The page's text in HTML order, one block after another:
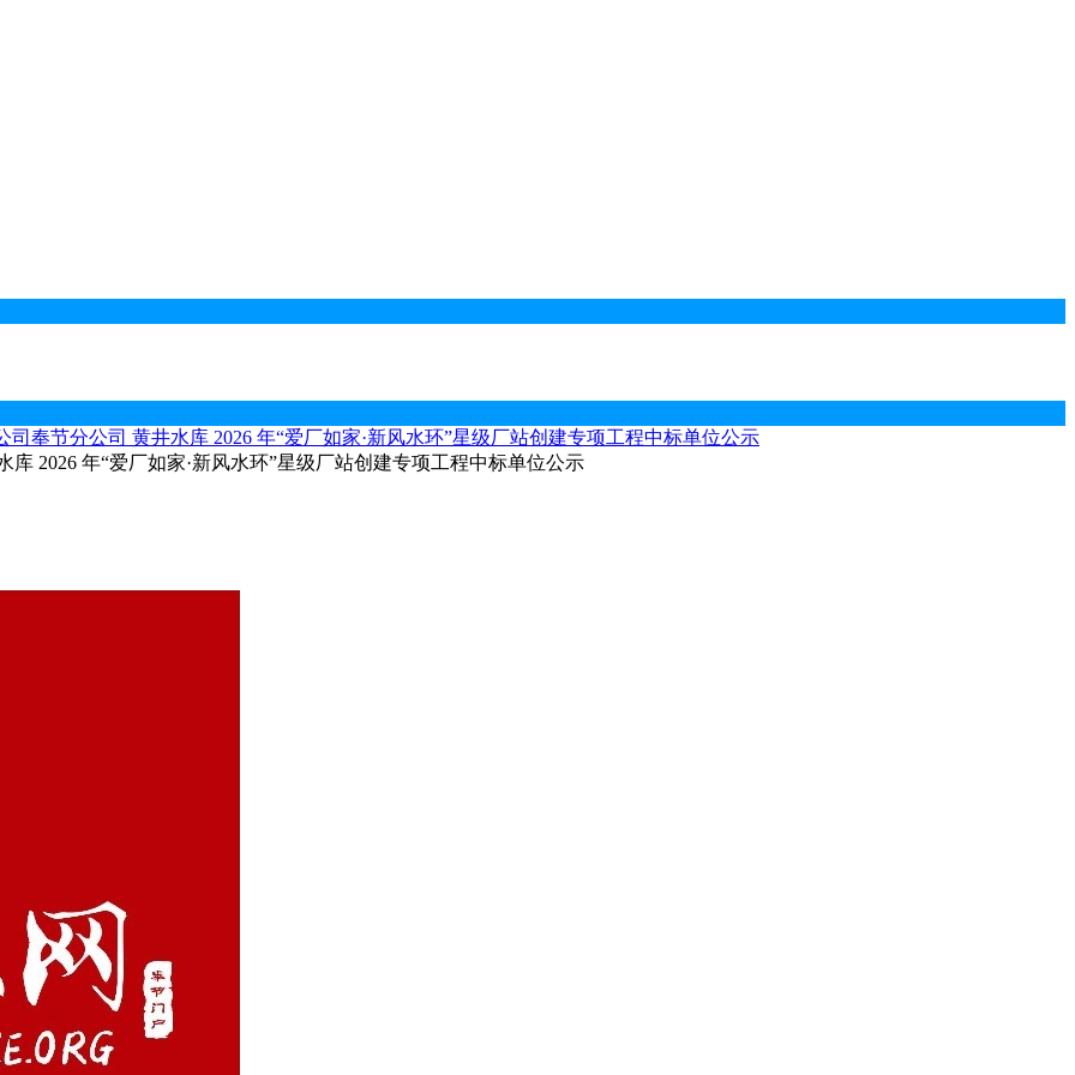
奉节分公司 黄井水库 2026 年“爱厂如家·新风水环”星级厂站创建专项工程中标单位公示
2026 年“爱厂如家·新风水环”星级厂站创建专项工程中标单位公示